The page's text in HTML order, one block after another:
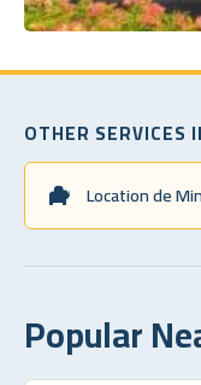
OTHER SERVICES
Location de
Popular